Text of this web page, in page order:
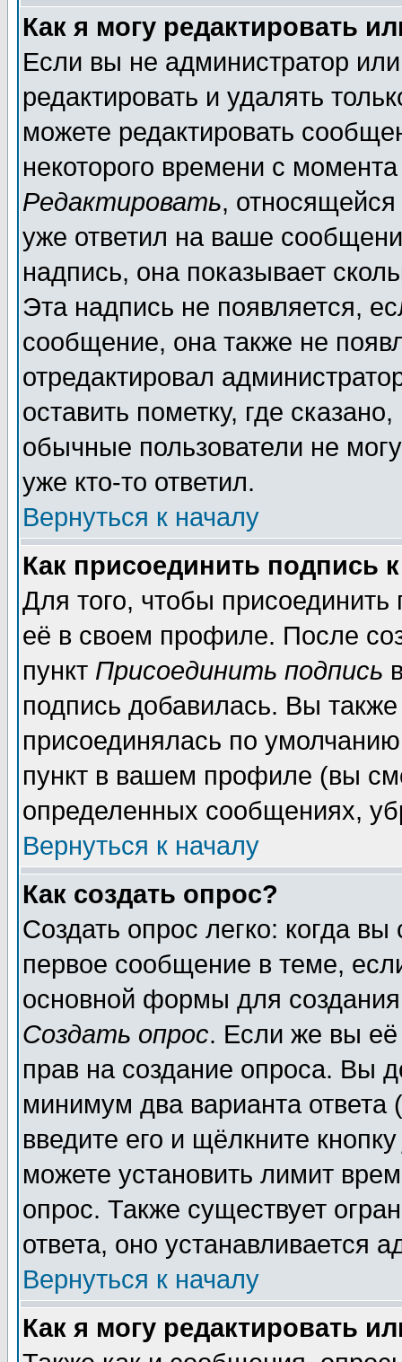
Как я могу редактировать
Если вы не администратор
редактировать и удалять
можете редактировать
некоторого времени с
Редактировать,
уже ответил на ваше
надпись, она показывает
Эта надпись не появляется,
сообщение, она также не
отредактировал
оставить пометку, где
обычные пользователи не
уже кто-то ответил.
Вернуться к началу
Как присоединить подпись
Для того, чтобы
её в своем профиле. После
пункт Присоединить подпись
подпись добавилась. Вы
присоединялась по
пункт в вашем профиле (вы
определенных сообщениях,
Вернуться к началу
Как создать опрос?
Создать опрос легко: когда
первое сообщение в теме,
основной формы для
Создать опрос. Если же вы её
прав на создание опроса. Вы
минимум два варианта ответа
введите его и щёлкните
можете установить лимит
опрос. Также существует
ответа, оно устанавливается
Вернуться к началу
Как я могу редактировать